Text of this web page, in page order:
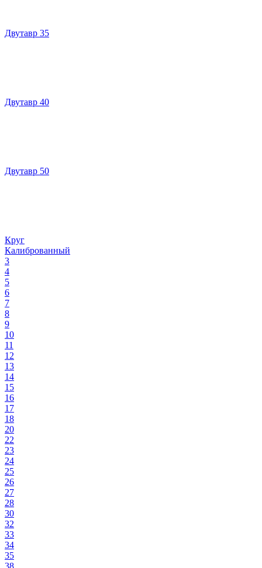
Двутавр 35
Двутавр 40
Двутавр 50
Круг
Калиброванный
3
4
5
6
7
8
9
10
11
12
13
14
15
16
17
18
20
22
23
24
25
26
27
28
30
32
33
34
35
38